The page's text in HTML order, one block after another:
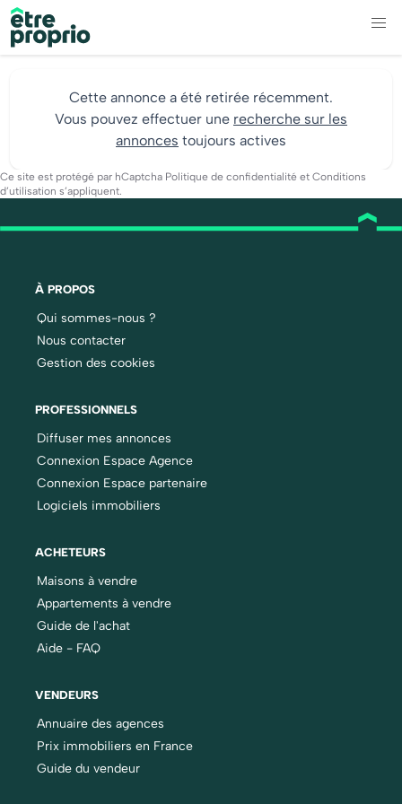
Cette annonce a été retirée récemment.
Vous pouvez effectuer une recherche sur les
annonces toujours actives
Ce site est protégé par hCaptcha Politique de confidentialité et Conditions
d’utilisation s’appliquent.
À PROPOS
Qui sommes-nous ?
Nous contacter
Gestion des cookies
PROFESSIONNELS
Diffuser mes annonces
Connexion Espace Agence
Connexion Espace partenaire
Logiciels immobiliers
ACHETEURS
Maisons à vendre
Appartements à vendre
Guide de l'achat
Aide - FAQ
VENDEURS
Annuaire des agences
Prix immobiliers en France
Guide du vendeur